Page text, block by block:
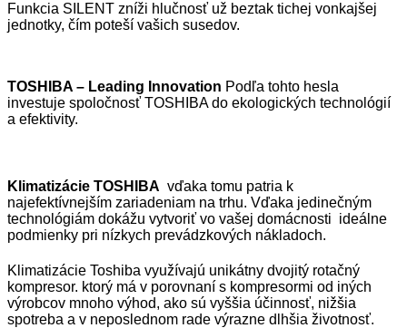
Funkcia SILENT zníži hlučnosť už beztak tichej vonkajšej
jednotky, čím poteší vašich susedov.
TOSHIBA – Leading Innovation Podľa tohto hesla
investuje spoločnosť TOSHIBA do ekologických technológií
a efektivity.
Klimatizácie TOSHIBA vďaka tomu patria k
najefektívnejším zariadeniam na trhu. Vďaka jedinečným
technológiám dokážu vytvoriť vo vašej domácnosti ideálne
podmienky pri nízkych prevádzkových nákladoch.
Klimatizácie Toshiba využívajú unikátny dvojitý rotačný
kompresor. ktorý má v porovnaní s kompresormi od iných
výrobcov mnoho výhod, ako sú vyššia účinnosť, nižšia
spotreba a v neposlednom rade výrazne dlhšia životnosť.